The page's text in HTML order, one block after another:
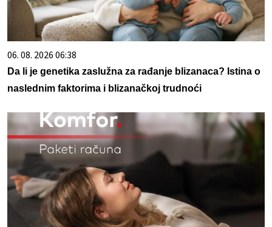
06. 08. 2026 06:38
Da li je genetika zaslužna za rađanje blizanaca? Istina o
naslednim faktorima i blizanačkoj trudnoći